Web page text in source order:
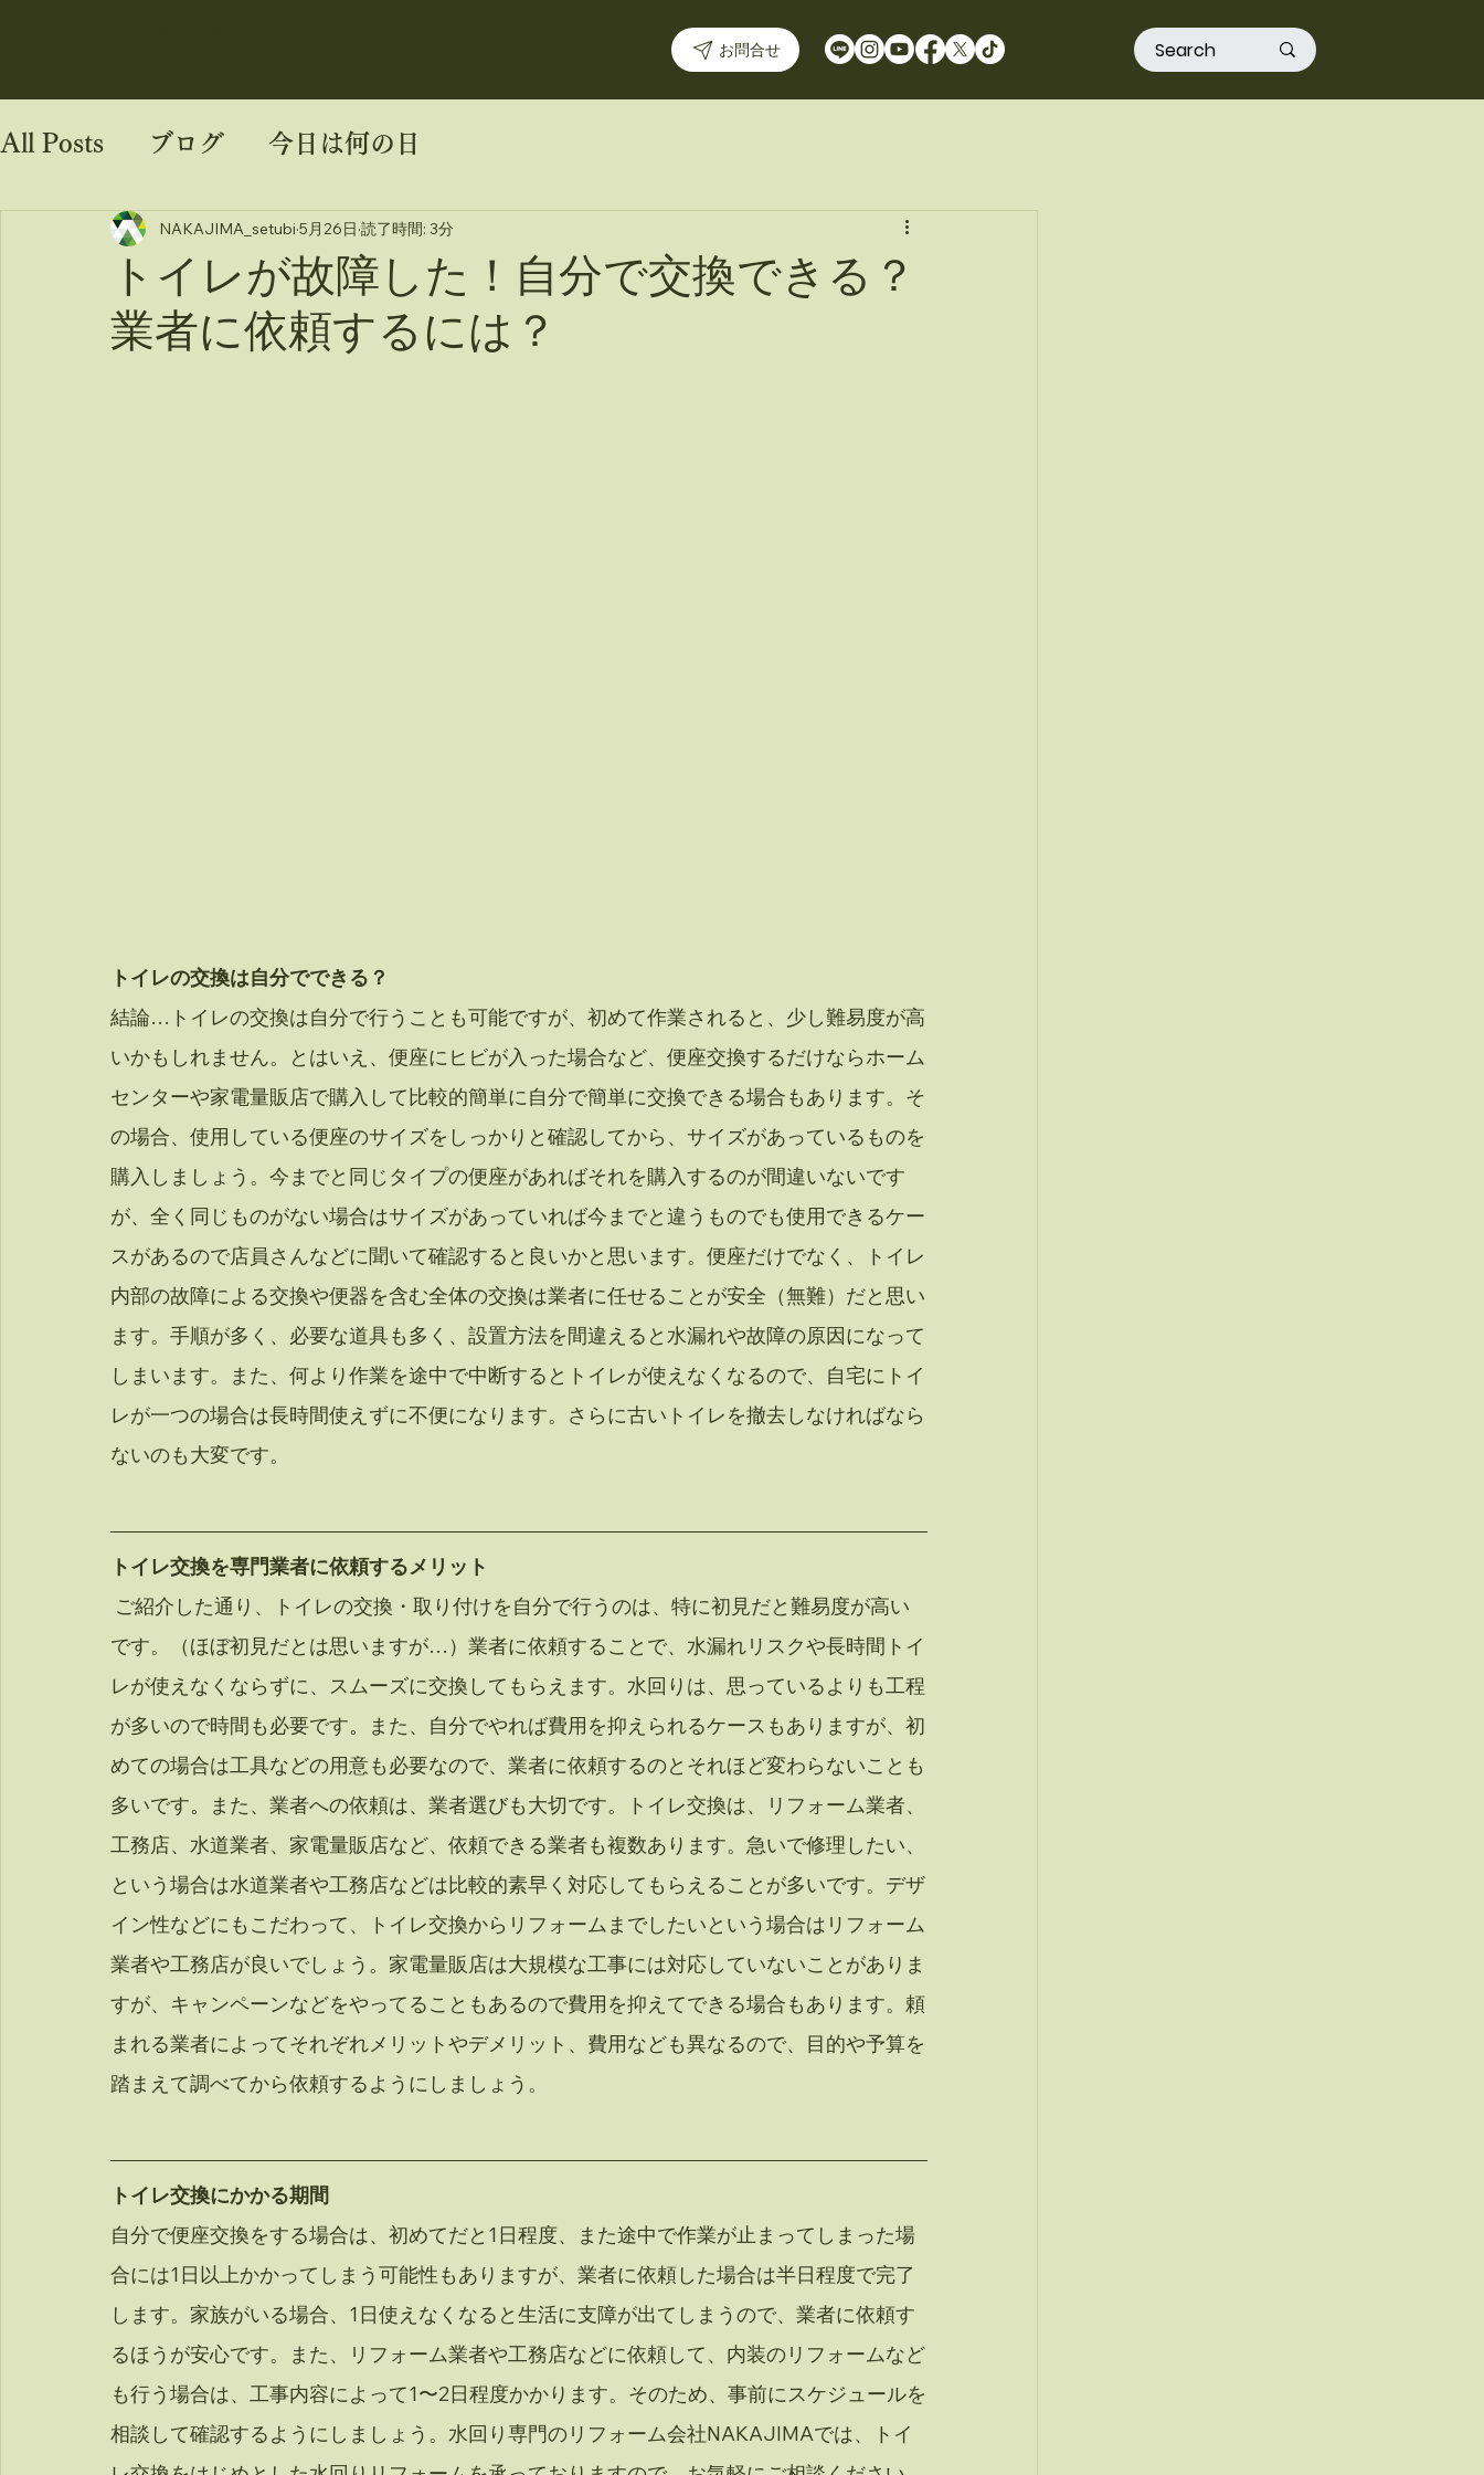
お問合せ
All Posts ブログ 今日は何の日
トイレが故障した！自分で交換できる？
業者に依頼するには？
NAKAJIMA_setubi 5月26日 読了時間: 3分
トイレの交換は自分でできる？
結論…トイレの交換は自分で行うことも可能ですが、初めて作業されると、少し難易度が高
いかもしれません。とはいえ、便座にヒビが入った場合など、便座交換するだけならホーム
センターや家電量販店で購入して比較的簡単に自分で簡単に交換できる場合もあります。そ
の場合、使用している便座のサイズをしっかりと確認してから、サイズがあっているものを
購入しましょう。今までと同じタイプの便座があればそれを購入するのが間違いないです
が、全く同じものがない場合はサイズがあっていれば今までと違うものでも使用できるケー
スがあるので店員さんなどに聞いて確認すると良いかと思います。便座だけでなく、トイレ
内部の故障による交換や便器を含む全体の交換は業者に任せることが安全（無難）だと思い
ます。手順が多く、必要な道具も多く、設置方法を間違えると水漏れや故障の原因になって
しまいます。また、何より作業を途中で中断するとトイレが使えなくなるので、自宅にトイ
レが一つの場合は長時間使えずに不便になります。さらに古いトイレを撤去しなければなら
ないのも大変です。
トイレ交換を専門業者に依頼するメリット
です。（ほぼ初見だとは思いますが…）業者に依頼することで、水漏れリスクや長時間トイ
レが使えなくならずに、スムーズに交換してもらえます。水回りは、思っているよりも工程
が多いので時間も必要です。また、自分でやれば費用を抑えられるケースもありますが、初
めての場合は工具などの用意も必要なので、業者に依頼するのとそれほど変わらないことも
多いです。また、業者への依頼は、業者選びも大切です。トイレ交換は、リフォーム業者、
工務店、水道業者、家電量販店など、依頼できる業者も複数あります。急いで修理したい、
という場合は水道業者や工務店などは比較的素早く対応してもらえることが多いです。デザ
イン性などにもこだわって、トイレ交換からリフォームまでしたいという場合はリフォーム
業者や工務店が良いでしょう。家電量販店は大規模な工事には対応していないことがありま
すが、キャンペーンなどをやってることもあるので費用を抑えてできる場合もあります。頼
まれる業者によってそれぞれメリットやデメリット、費用なども異なるので、目的や予算を
踏まえて調べてから依頼するようにしましょう。
トイレ交換にかかる期間
自分で便座交換をする場合は、初めてだと1日程度、また途中で作業が止まってしまった場
合には1日以上かかってしまう可能性もありますが、業者に依頼した場合は半日程度で完了
します。家族がいる場合、1日使えなくなると生活に支障が出てしまうので、業者に依頼す
るほうが安心です。また、リフォーム業者や工務店などに依頼して、内装のリフォームなど
も行う場合は、工事内容によって1〜2日程度かかります。そのため、事前にスケジュールを
相談して確認するようにしましょう。水回り専門のリフォーム会社NAKAJIMAでは、トイ